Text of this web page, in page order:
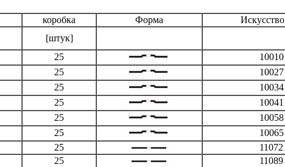
коробка Форма Искусство
[штук]
25 10010
25 10027
25 10034
25 10041
25 10058
25 10065
25 11072
25 11089